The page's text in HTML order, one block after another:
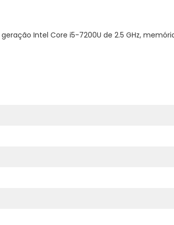
Intel Core i5-7200U de 2.5 GHz,